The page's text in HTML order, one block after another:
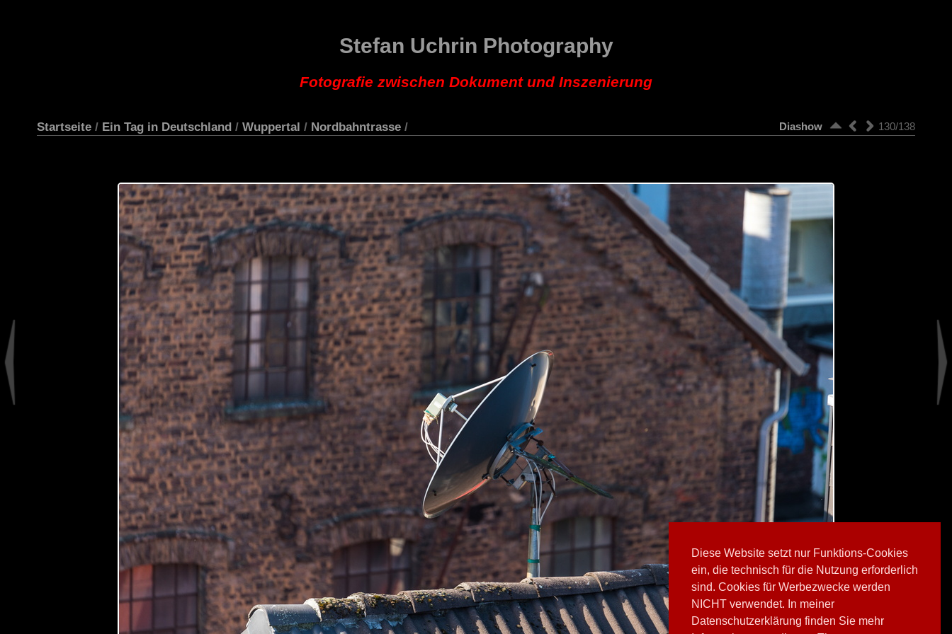
Diese Website setzt nur Funktions-Cookies
ein, die technisch für die Nutzung erforderlich
sind. Cookies für Werbezwecke werden
NICHT verwendet. In meiner
Datenschutzerklärung finden Sie mehr
Stefan Uchrin Photography
Fotografie zwischen Dokument und Inszenierung
Startseite / Ein Tag in Deutschland / Wuppertal / Nordbahntrasse / 130/138
Diashow